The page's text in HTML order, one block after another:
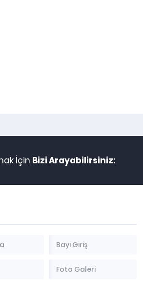
İçin Bizi Arayabilirsiniz:
Bayi Giriş
Foto Galeri